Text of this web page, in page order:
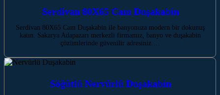
Serdivan 80X65 Cam Duşakabin
Serdivan 80X65 Cam Duşakabin ile banyonuza modern bir dokunuş
katın. Sakarya Adapazarı merkezli firmamız, banyo ve duşakabin
çözümlerinde güvenilir adresiniz.…
Söğütlü Nervürlü Duşakabin